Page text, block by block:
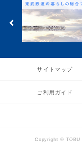
サイトマップ
ご利用ガイド
Copyright © TOBU